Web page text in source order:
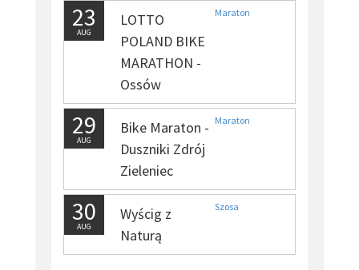
23
AUG
LOTTO
POLAND BIKE
MARATHON -
Ossów
Maraton
29
AUG
Bike Maraton -
Duszniki Zdrój
Zieleniec
Maraton
30
AUG
Wyścig z
Naturą
Szosa